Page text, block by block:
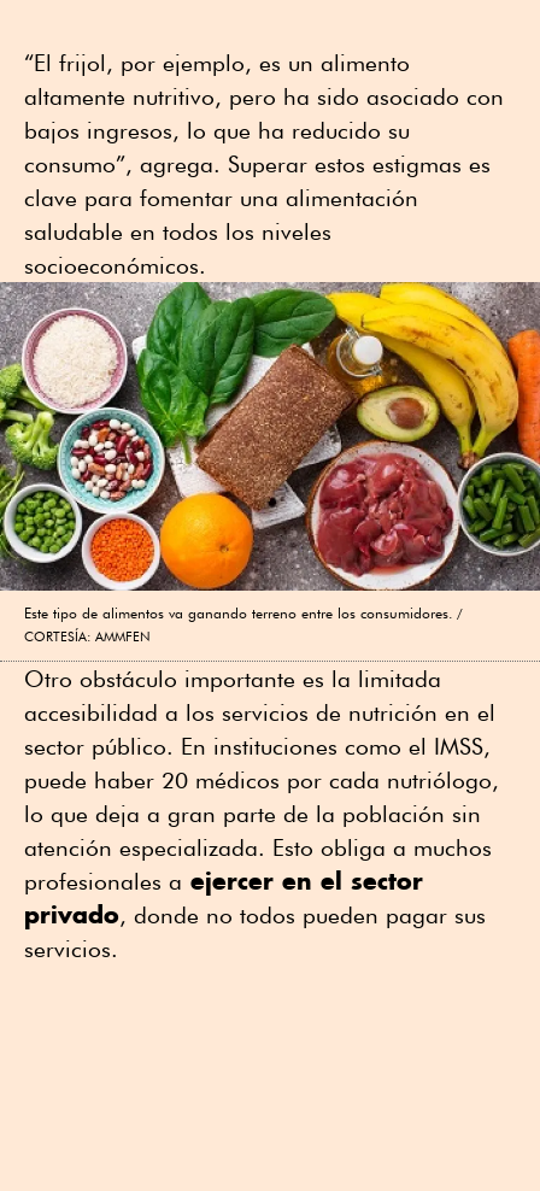
“El frijol, por ejemplo, es un alimento
altamente nutritivo, pero ha sido asociado con
bajos ingresos, lo que ha reducido su
consumo”, agrega. Superar estos estigmas es
clave para fomentar una alimentación
saludable en todos los niveles
socioeconómicos.
Este tipo de alimentos va ganando terreno entre los consumidores.
CORTESÍA: AMMFEN
Otro obstáculo importante es la limitada
accesibilidad a los servicios de nutrición en el
sector público. En instituciones como el IMSS,
puede haber 20 médicos por cada nutriólogo,
lo que deja a gran parte de la población sin
atención especializada. Esto obliga a muchos
profesionales a ejercer en el sector
privado, donde no todos pueden pagar sus
servicios.